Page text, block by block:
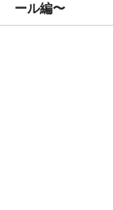
ール編〜